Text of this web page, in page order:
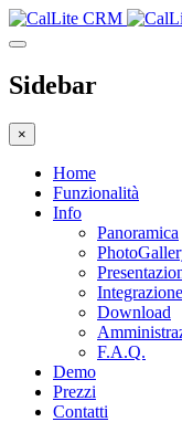
Sidebar
×
Home
Funzionalità
Info
Panoramica
Integrazione
Download
F.A.Q.
Demo
Prezzi
Contatti